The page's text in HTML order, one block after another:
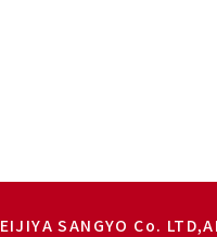
SANGYO Co.